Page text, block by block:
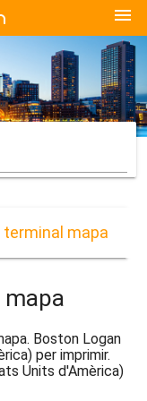
menu
mapa
Boston Logan
per imprimir.
Units d'Amèrica)